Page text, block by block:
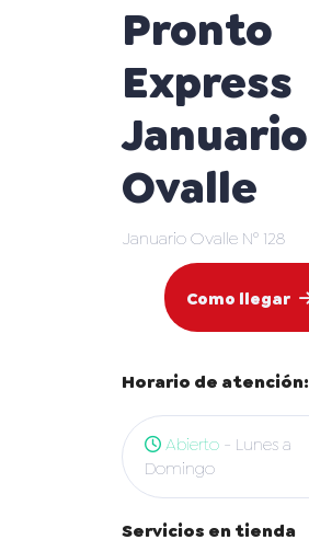
Pronto
Express
Januario
Ovalle
Januario Ovalle N° 128
Como llegar
Horario de atención:
Abierto - Lunes a
Domingo
Servicios en tienda